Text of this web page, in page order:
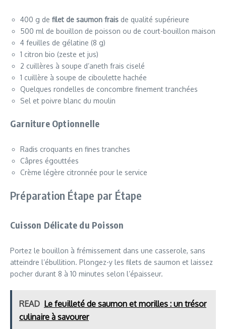
400 g de filet de saumon frais de qualité supérieure
500 ml de bouillon de poisson ou de court-bouillon maison
4 feuilles de gélatine (8 g)
1 citron bio (zeste et jus)
2 cuillères à soupe d’aneth frais ciselé
1 cuillère à soupe de ciboulette hachée
Quelques rondelles de concombre finement tranchées
Sel et poivre blanc du moulin
Garniture Optionnelle
Radis croquants en fines tranches
Câpres égouttées
Crème légère citronnée pour le service
Préparation Étape par Étape
Cuisson Délicate du Poisson
Portez le bouillon à frémissement dans une casserole, sans
atteindre l’ébullition. Plongez-y les filets de saumon et laissez
pocher durant 8 à 10 minutes selon l’épaisseur.
READ Le feuilleté de saumon et morilles : un trésor
culinaire à savourer